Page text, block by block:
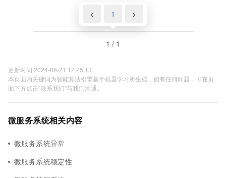
< 1 >
1 / 1
更新时间 2024-08-21 12:25:13
本页面内关键词为智能算法引擎基于机器学习所生成，如有任何问题，可在页
面下方点击"联系我们"与我们沟通。
微服务系统相关内容
微服务系统异常
微服务系统稳定性